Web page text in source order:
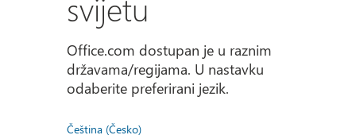
Office.com dostupan je u raznim
državama/regijama. U nastavku
odaberite preferirani jezik.
Čeština (Česko)